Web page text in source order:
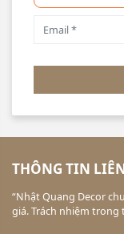
THÔNG TIN
“Nhật Quang Decor
giá. Trách nhiệm trong